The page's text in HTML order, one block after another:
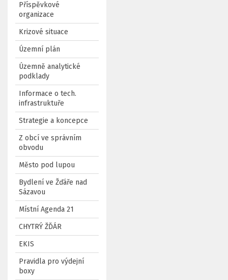
Příspěvkové
organizace
Krizové situace
Územní plán
Územně analytické
podklady
Informace o tech.
infrastruktuře
Strategie a koncepce
Z obcí ve správním
obvodu
Město pod lupou
Bydlení ve Žďáře nad
Sázavou
Místní Agenda 21
CHYTRÝ ŽĎÁR
EKIS
Pravidla pro výdejní
boxy